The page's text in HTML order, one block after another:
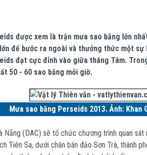
được xem là trận mưa sao băng lớn
để bước ra ngoài và thưởng thức một
đạt cực đỉnh vào giữa tháng Tám.
50 - 60 sao băng mỗi giờ.
Mưa sao băng Perseids 2013. Ảnh: Khan
Nẵng (DAC) sẽ tổ chức chương trình quan
Tiên Sa, dưới chân bán đảo Sơn Trà, thành